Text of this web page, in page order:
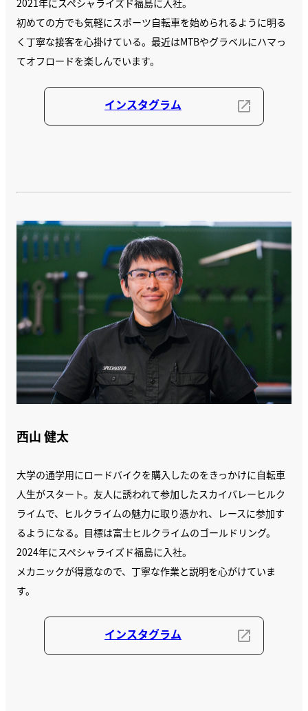
初めての方でも気軽にスポーツ自転車を始められるように明る
く丁寧な接客を心掛けている。最近はMTBやグラベルにハマっ
てオフロードを楽しんでいます。
インスタグラム
西山 健太
大学の通学用にロードバイクを購入したのをきっかけに自転車
人生がスタート。友人に誘われて参加したスカイバレーヒルク
ライムで、ヒルクライムの魅力に取り憑かれ、レースに参加す
るようになる。目標は富士ヒルクライムのゴールドリング。
2024年にスペシャライズド福島に入社。
メカニックが得意なので、丁寧な作業と説明を心がけていま
す。
インスタグラム